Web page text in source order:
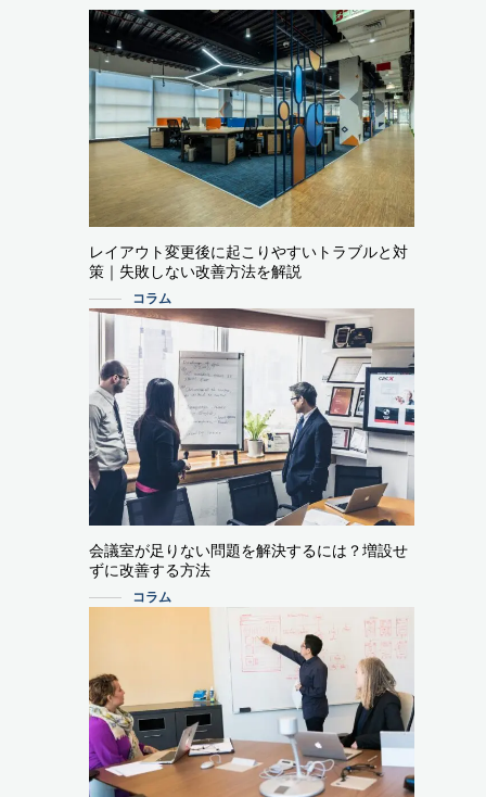
レイアウト変更後に起こりやすいトラブルと対
策｜失敗しない改善方法を解説
コラム
会議室が足りない問題を解決するには？増設せ
ずに改善する方法
コラム